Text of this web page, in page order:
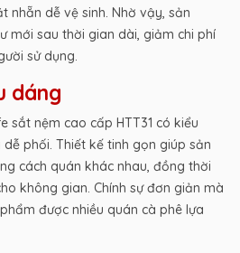
nhẵn dễ vệ sinh. Nhờ vậy, sản
mới sau thời gian dài, giảm chi phí
sử dụng.
dáng
sắt nệm cao cấp HTT31 có kiểu
phối. Thiết kế tinh gọn giúp sản
cách quán khác nhau, đồng thời
không gian. Chính sự đơn giản mà
được nhiều quán cà phê lựa